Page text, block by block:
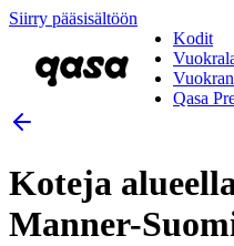
Siirry pääsisältöön
Kodit
Qasa
Koteja
Manner-